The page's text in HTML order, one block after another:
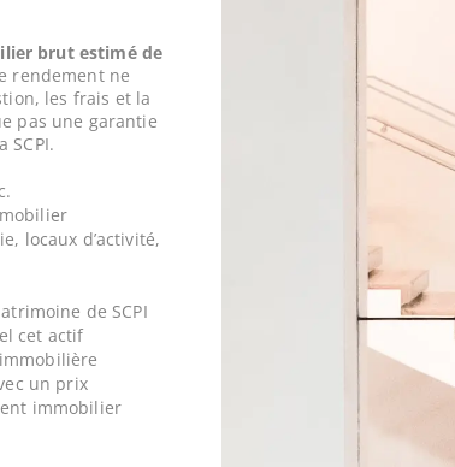
brut estimé de
rendement ne
les frais et la
pas une garantie
locaux d’activité,
de SCPI
cet actif
un prix
immobilier